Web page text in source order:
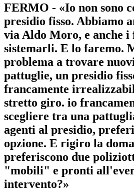
FERMO - «Io non sono
presidio fisso. Abbiamo
via Aldo Moro, e anche i
sistemarli. E lo faremo.
problema a trovare
pattuglie, un presidio
francamente
stretto giro. io
scegliere tra una
agenti al presidio,
opzione. E rigiro la
preferiscono due
"mobili" e pronti
intervento?»